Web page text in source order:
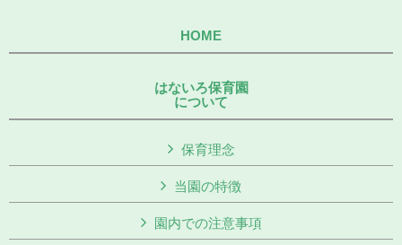
HOME
はないろ保育園
について
保育理念
当園の特徴
園内での注意事項